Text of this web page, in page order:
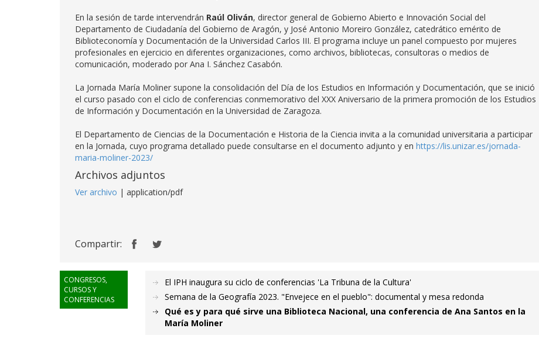
En la sesión de tarde intervendrán Raúl Oliván, director general de Gobierno Abierto e Innovación Social del
Departamento de Ciudadanía del Gobierno de Aragón, y José Antonio Moreiro González, catedrático emérito de
Biblioteconomía y Documentación de la Universidad Carlos III. El programa incluye un panel compuesto por mujeres
profesionales en ejercicio en diferentes organizaciones, como archivos, bibliotecas, consultoras o medios de
comunicación, moderado por Ana I. Sánchez Casabón.
La Jornada María Moliner supone la consolidación del Día de los Estudios en Información y Documentación, que se inició
el curso pasado con el ciclo de conferencias conmemorativo del XXX Aniversario de la primera promoción de los Estudios
de Información y Documentación en la Universidad de Zaragoza.
El Departamento de Ciencias de la Documentación e Historia de la Ciencia invita a la comunidad universitaria a participar
en la Jornada, cuyo programa detallado puede consultarse en el documento adjunto y en https://lis.unizar.es/jornada-
maria-moliner-2023/
Archivos adjuntos
Ver archivo | application/pdf
Compartir:
CONGRESOS,
CURSOS Y
CONFERENCIAS
El IPH inaugura su ciclo de conferencias 'La Tribuna de la Cultura'
Semana de la Geografía 2023. "Envejece en el pueblo": documental y mesa redonda
Qué es y para qué sirve una Biblioteca Nacional, una conferencia de Ana Santos en la
María Moliner